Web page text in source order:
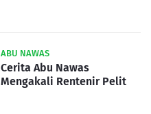
ABU NAWAS
Cerita Abu Nawas
Mengakali Rentenir Pelit